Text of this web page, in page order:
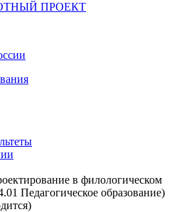
ПРОЕКТ
в филологическом
Педагогическое образование)